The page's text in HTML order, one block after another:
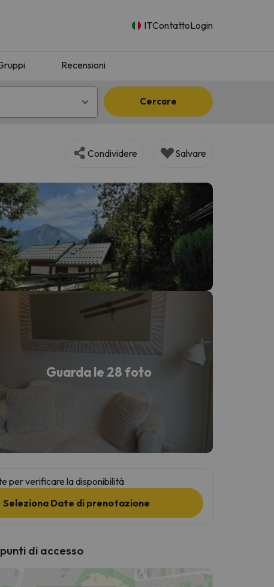
ITContattoLogin
Recensioni
Cercare
Condividere Salvare
Guarda le 28 foto
per verificare la disponibilità
Seleziona Date di prenotazione
di accesso